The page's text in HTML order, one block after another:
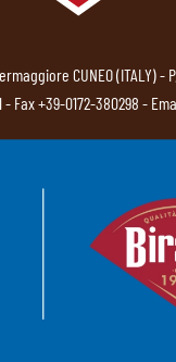
CUNEO (ITALY) -
- Fax +39-0172-380298 -